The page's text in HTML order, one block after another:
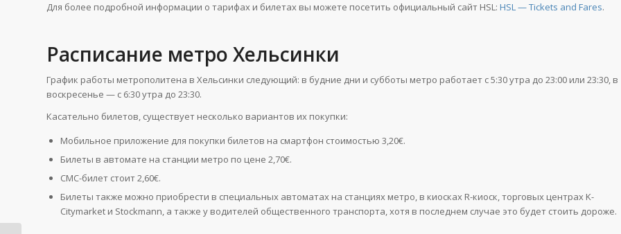
Для более подробной информации о тарифах и билетах вы можете посетить официальный сайт HSL: HSL — Tickets and Fares.
Расписание метро Хельсинки
График работы метрополитена в Хельсинки следующий: в будние дни и субботы метро работает с 5:30 утра до 23:00 или 23:30, в
воскресенье — с 6:30 утра до 23:30​.
Касательно билетов, существует несколько вариантов их покупки:
Мобильное приложение для покупки билетов на смартфон стоимостью 3,20€.
Билеты в автомате на станции метро по цене 2,70€.
СМС-билет стоит 2,60€.
Билеты также можно приобрести в специальных автоматах на станциях метро, в киосках R-киоск, торговых центрах K-
Citymarket и Stockmann, а также у водителей общественного транспорта, хотя в последнем случае это будет стоить дороже.